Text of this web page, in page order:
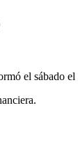
el sábado